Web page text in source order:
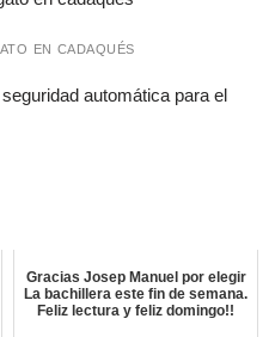
en cadaqués
automática para el
Gracias Josep Manuel por elegir
La bachillera este fin de semana.
Feliz lectura y feliz domingo!!